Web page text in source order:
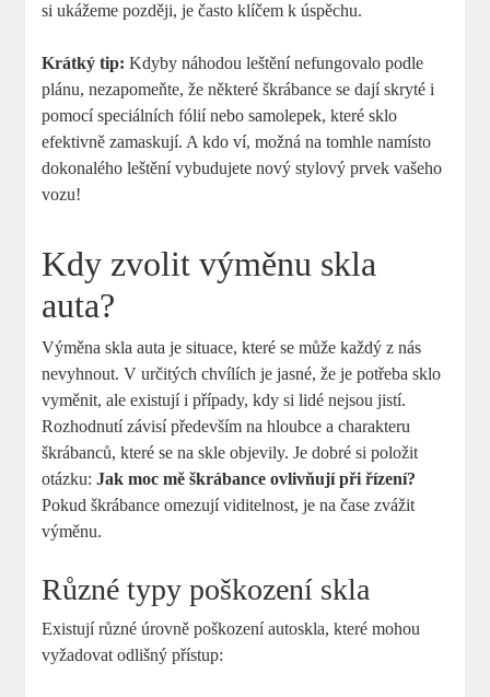
si ukážeme později, je ‌často klíčem k ⁣úspěchu.
Krátký tip: Kdyby ⁢náhodou leštění nefungovalo podle
⁣plánu, nezapomeňte, že některé⁢ škrábance se dají skryté‌ i⁢
pomocí speciálních fólií ⁤nebo samolepek, které sklo⁢
efektivně zamaskují. A kdo ví, možná na‍ tomhle namísto
dokonalého leštění‌ vybudujete nový stylový prvek vašeho
vozu!
Kdy zvolit výměnu skla
auta?
Výměna ⁤skla auta je situace, které se může každý z ⁣nás
nevyhnout. V⁣ určitých chvílích je jasné, že je potřeba sklo
vyměnit, ale existují i případy, kdy si lidé nejsou jistí.
Rozhodnutí závisí především na hloubce a charakteru
‌škrábanců, které se na skle objevily. Je dobré si položit‌
otázku:Jak moc mě škrábance ovlivňují při řízení?
Pokud ‍škrábance omezují viditelnost, je⁣ na čase zvážit
výměnu.
Různé typy poškození ‍skla
Existují různé úrovně poškození autoskla, které mohou
⁢vyžadovat ⁤odlišný přístup: